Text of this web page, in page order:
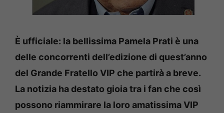
È ufficiale: la bellissima Pamela Prati è una
delle concorrenti dell’edizione di quest’anno
del Grande Fratello VIP che partirà a breve.
La notizia ha destato gioia tra i fan che così
possono riammirare la loro amatissima VIP